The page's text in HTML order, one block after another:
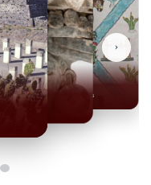
Mexicas
›